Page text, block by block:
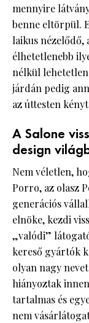
mennyire
benne eltörpül.
laikus nézelődő,
élhetetlenebb
nélkül
járdán pedig
az úttesten
A Salone
design
Nem véletlen,
Porro, az olasz
generációs
elnöke, kezdi
„valódi”
kereső gyártók
olyan nagy
hiányoztak
tartalmas és
nem